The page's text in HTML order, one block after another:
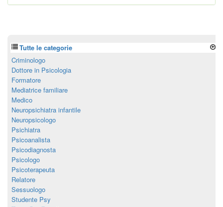
Tutte le categorie
Criminologo
Dottore in Psicologia
Formatore
Mediatrice familiare
Medico
Neuropsichiatra infantile
Neuropsicologo
Psichiatra
Psicoanalista
Psicodiagnosta
Psicologo
Psicoterapeuta
Relatore
Sessuologo
Studente Psy